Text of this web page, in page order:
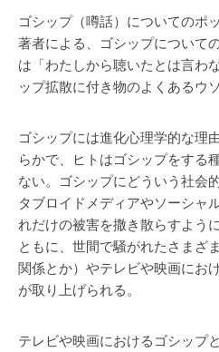
ゴシップ（噂話）についてのポ
著者による、ゴシップについて
は「わたしから聴いたとは言わ
ップ拡散に付き物のよくあるウソ
ゴシップには進化心理学的な理
らかで、ヒトはゴシップをする
ない。ゴシップにどういう社会
タブロイドメディアやソーシャ
れだけの被害を撒き散らすよう
ともに、世間で騒がれたさまざ
関係とか）やテレビや映画にお
が取り上げられる。
テレビや映画におけるゴシップ